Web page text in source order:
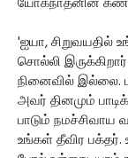
'ஐயா,
சொல்லி
நினைவில் இல்லை.
அவர் தினமும்
பாடும் நமச்சிவாய
உங்கள் தீவிர